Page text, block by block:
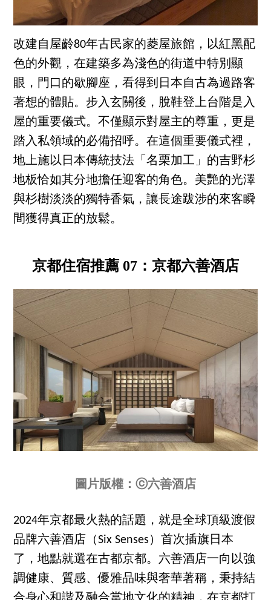
改建自屋齡80年古民家的菱屋旅館，以紅黑配
色的外觀，在建築多為淺色的街道中特別顯
眼，門口的歇腳座，看得到日本自古為過路客
著想的體貼。步入玄關後，脫鞋登上台階是入
屋的重要儀式。不僅顯示對屋主的尊重，更是
踏入私領域的必備招呼。在這個重要儀式裡，
地上施以日本傳統技法「名栗加工」的吉野杉
地板恰如其分地擔任迎客的角色。美艷的光澤
與杉樹淡淡的獨特香氣，讓長途跋涉的來客瞬
間獲得真正的放鬆。
京都住宿推薦 07：京都六善酒店
圖片版權：ⓒ六善酒店
2024年京都最火熱的話題，就是全球頂級渡假
品牌六善酒店（Six Senses）首次插旗日本
了，地點就選在古都京都。六善酒店一向以強
調健康、質感、優雅品味與奢華著稱，秉持結